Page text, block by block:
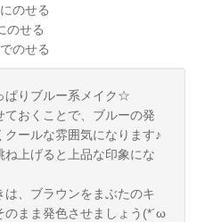
のせる
のせる
のせる
ぱりブルー系メイク☆
おくことで、ブルーの発
ールな雰囲気になります♪
上げると上品な印象にな
、ブラウンをまぶたのキ
のまま発色させましょう(*´ω